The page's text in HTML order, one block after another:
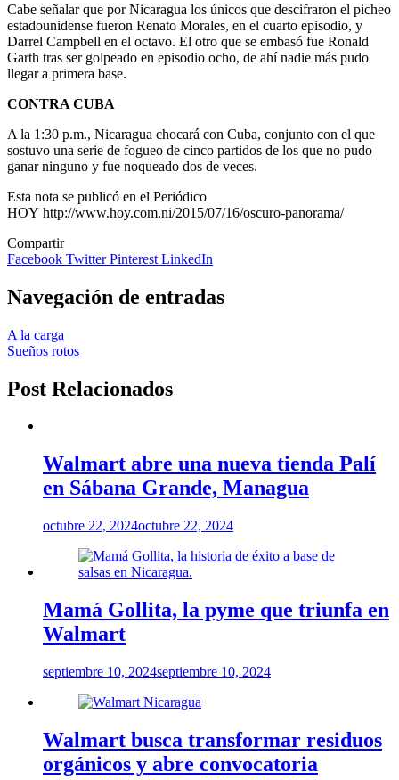
Cabe señalar que por Nicaragua los únicos que descifraron el picheo
estadounidense fueron Renato Morales, en el cuarto episodio, y
Darrel Campbell en el octavo. El otro que se embasó fue Ronald
Garth tras ser golpeado en episodio ocho, de ahí nadie más pudo
llegar a primera base.
CONTRA CUBA
A la 1:30 p.m., Nicaragua chocará con Cuba, conjunto con el que
sostuvo una serie de fogueo de cinco partidos de los que no pudo
ganar ninguno y fue noqueado dos de veces.
Esta nota se publicó en el Periódico
HOY http://www.hoy.com.ni/2015/07/16/oscuro-panorama/
Compartir
Facebook TwitterPinterest LinkedIn
Navegación de entradas
A la carga
Sueños rotos
Post Relacionados
Walmart abre una nueva tienda Palí
en Sábana Grande, Managua
octubre 22, 2024octubre 22, 2024
Mamá Gollita, la pyme que triunfa en
Walmart
septiembre 10, 2024septiembre 10, 2024
Walmart busca transformar residuos
orgánicos y abre convocatoria